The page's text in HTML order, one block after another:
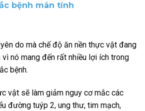
bệnh mãn tính
do mà chế độ ăn nền thực vật đang
nó mang đến rất nhiều lợi ích trong
bệnh.
vật sẽ làm giảm nguy cơ mắc các
đường tuýp 2, ung thư, tim mạch,